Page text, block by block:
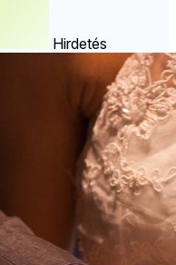
Hirdetés